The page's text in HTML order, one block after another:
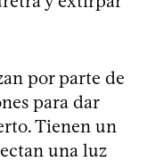
por parte de
para dar
Tienen un
una luz